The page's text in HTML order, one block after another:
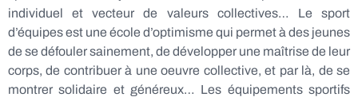
individuel et vecteur de valeurs collectives… Le sport
d’équipes est une école d’optimisme qui permet à des jeunes
de se défouler sainement, de développer une maîtrise de leur
corps, de contribuer à une oeuvre collective, et par là, de se
montrer solidaire et généreux… Les équipements sportifs